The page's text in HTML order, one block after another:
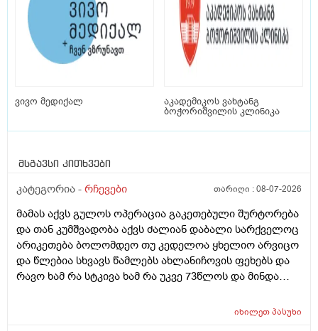
ვივო მედიქალ
აკადემიკოს ვახტანგ
ბოჭორიშვილის კლინიკა
მსგავსი კითხვები
კატეგორია - რჩევები თარიღი :08-07-2026
მამას აქვს გულოს ოპერაცია გაკეთებული შურტორება
და თან კუმშვადობა აქვს ძალიან დაბალი სარქველოც
არიკეთება ბოლომდეო თუ კედელოა ყხელიო არვიცო
და წლებია სხვავს წამლებს ახლანიჩოვის ფეხებს და
რავო ხამ რა სტკივა ხამ რა უკვე 73წლოს და მინდა
და ფულინრომ არჰვაქ ვერანაირად ექიმთან ვერ
იხილეთპასუხი